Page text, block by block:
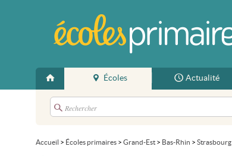
Écoles Actualité
Accueil > Écoles primaires > Grand-Est > Bas-Rhin > Strasbourg